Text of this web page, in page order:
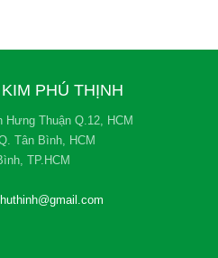
PHÚ THỊNH
Hưng Thuận Q.12, HCM
Tân Bình, HCM
TP.HCM